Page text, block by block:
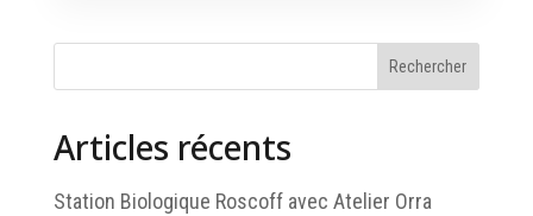
Articles récents
Station Biologique Roscoff avec Atelier Orra